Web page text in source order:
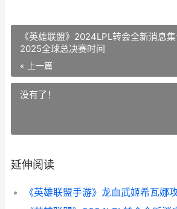
《英雄联盟》2024LPL转会全新消息
2025全球总决赛时间
« 上一篇
没有了！
延伸阅读